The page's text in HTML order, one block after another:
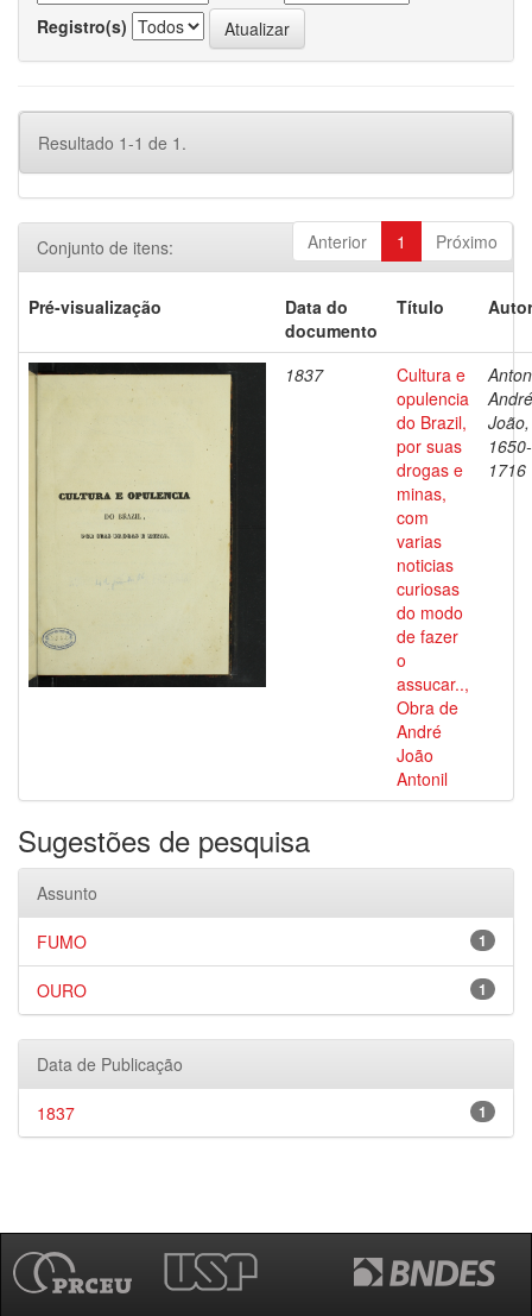
Registro(s)
Resultado 1-1 de 1.
Anterior 1 Próximo
Conjunto de itens:
Pré-visualização
Data do
documento
Título
1837
Cultura e
opulencia
do Brazil,
por suas
drogas e
minas,
com
varias
noticias
curiosas
do modo
de fazer
o
assucar..,
Obra de
André
João
Antonil
André
João,
1650-
1716
Sugestões de pesquisa
Assunto
1
FUMO
1
OURO
Data de Publicação
1
1837